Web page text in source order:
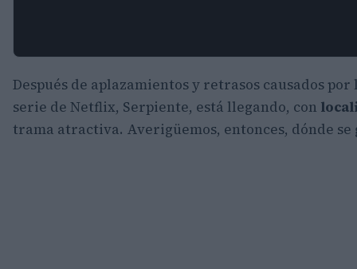
Después de aplazamientos y retrasos causados
serie de Netflix, Serpiente, está llegando, con
trama atractiva. Averigüemos, entonces, dónde